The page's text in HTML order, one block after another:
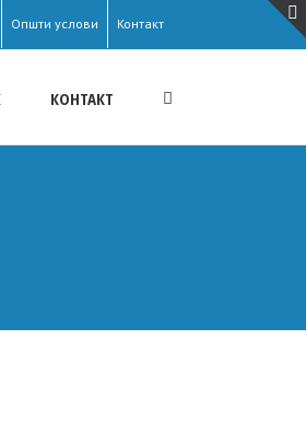
Општи услови Контакт
КОНТАКТ